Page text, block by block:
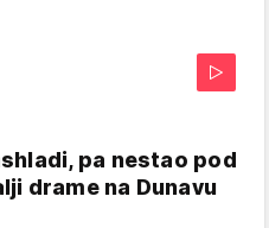
pa nestao pod
drame na Dunavu